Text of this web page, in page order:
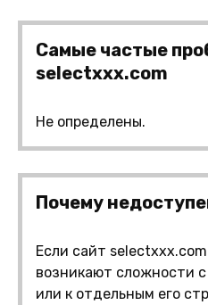
Самые частые
selectxxx.com
Не определены.
Почему
Если сайт
возникают сложности
или к отдельным его